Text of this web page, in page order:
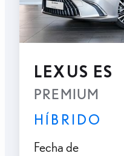
LEXUS ES
PREMIUM
HÍBRIDO
Fecha de